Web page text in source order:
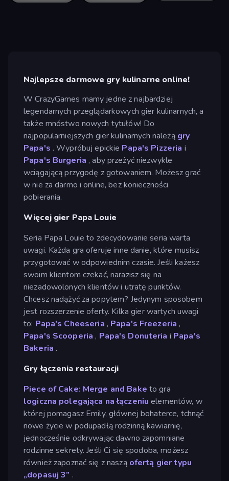
Najlepsze darmowe gry kulinarne online!
W CrazyGames mamy jedne z najbardziej
legendarnych przeglądarkowych gier kulinarnych, a
także mnóstwo nowych tytułów! Do
najpopularniejszych gier kulinarnych należą gry
Papa's . Wypróbuj epickie Papa's Pizzeria i
Papa's Burgeria , aby przeżyć niezwykle
wciągającą przygodę z gotowaniem. Możesz grać
w nie za darmo i online, bez konieczności
pobierania.
Więcej gier Papa Louie
Seria Papa Louie to zdecydowanie seria warta
uwagi. Każda gra oferuje inne danie, które musisz
przygotować w odpowiednim czasie. Jeśli każesz
swoim klientom czekać, narazisz się na
niezadowolonych klientów i utratę punktów.
Chcesz nadążyć za popytem? Jedynym sposobem
jest rozszerzenie oferty. Kilka gier wartych uwagi
to: Papa's Cheeseria , Papa's Freezeria ,
Papa's Scooperia , Papa's Donuteria i Papa's
Bakeria .
Gry łączenia restauracji
Piece of Cake: Merge and Bake to gra
logiczna polegająca na łączeniu elementów, w
której pomagasz Emily, głównej bohaterce, tchnąć
nowe życie w podupadłą rodzinną kawiarnię,
jednocześnie odkrywając dawno zapomniane
rodzinne sekrety. Jeśli Ci się spodoba, możesz
również zapoznać się z naszą ofertą gier typu
„dopasuj 3” .